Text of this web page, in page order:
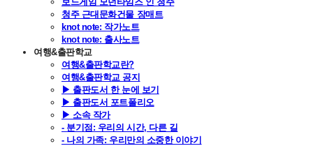
청주 근대문화건물 장매트
knot note: 작가노트
knot note: 출사노트
여행&출판학교
여행&출판학교란?
여행&출판학교 공지
▶ 출판도서 한 눈에 보기
▶ 출판도서 포트폴리오
▶ 소속 작가
- 분기점: 우리의 시간, 다른 길
- 나의 가족: 우리만의 소중한 이야기